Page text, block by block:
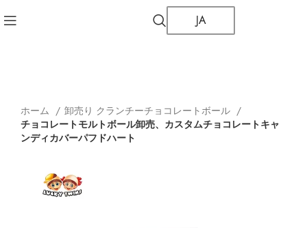
JA
ホーム
卸売り クランチーチョコレートボール
チョコレートモルトボール卸売、カスタムチョコレートキャ
ンディカバーパフドハート